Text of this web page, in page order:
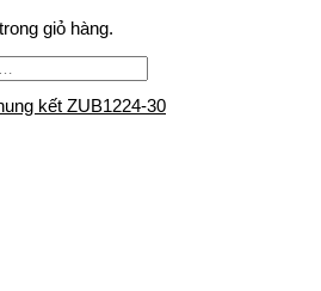
giỏ hàng.
kết ZUB1224-30